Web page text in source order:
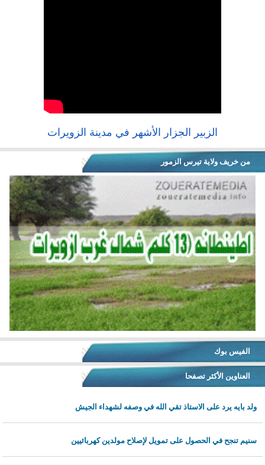
الزبير الجزار الأشهر في مدينة الزويرات
من خريف ولاية تيرس الزمور
الفيس بوك
العناوين الأكثر تصفحا
ولد بايه يرد على الاستاذ تقي الله في وصفه لشهداء الجيش
سنيم تنجح في الحصول على تمويل لإصلاح مولدين كهربائيين